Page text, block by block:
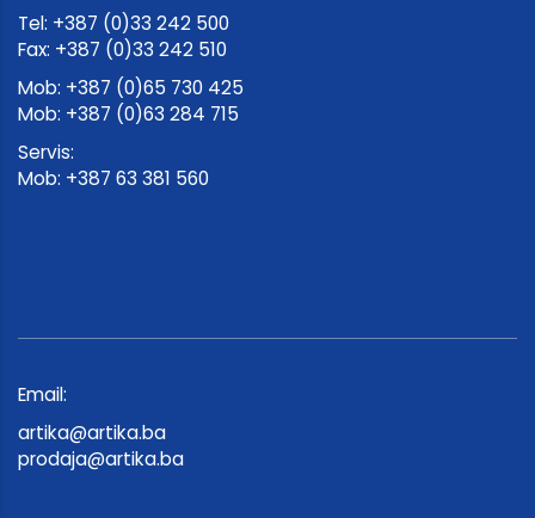
Tel: +387 (0)33 242 500
Fax: +387 (0)33 242 510
Mob: +387 (0)65 730 425
Mob: +387 (0)63 284 715
Servis:
Mob: +387 63 381 560
Email:
artika@artika.ba
prodaja@artika.ba